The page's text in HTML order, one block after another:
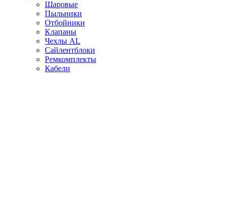
Шаровые
Пыльники
Отбойники
Клапаны
Чехлы AL
Сайлентблоки
Ремкомплекты
Кабели